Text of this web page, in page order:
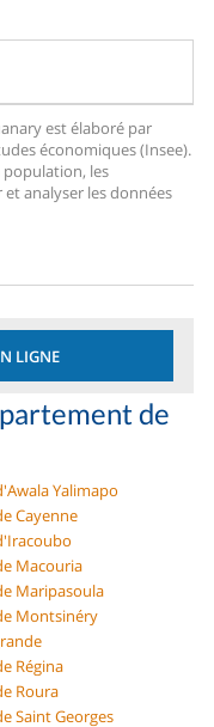
est élaboré par
économiques (Insee).
population, les
analyser les données
LIGNE
de
Yalimapo
Cayenne
Macouria
Maripasoula
Montsinéry
Régina
Roura
Saint Georges